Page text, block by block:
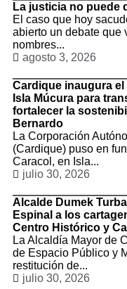
La justicia no puede
El caso que hoy
abierto un debate que
nombres...
agosto 3, 2026
Cardique inaugura
Isla Múcura para
fortalecer la
Bernardo
La Corporación
(Cardique) puso en
Caracol, en Isla...
julio 30, 2026
Alcalde Dumek
Espinal a los
Centro Histórico y
La Alcaldía Mayor de
de Espacio Público y
restitución de...
julio 30, 2026